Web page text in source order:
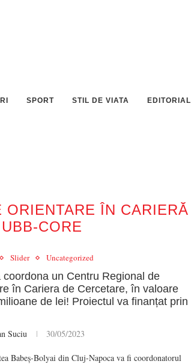
SPORT STIL DE VIATA EDITORIAL
ORIENTARE ÎN CARIERĂ
CORE
Slider Uncategorized
coordona un Centru Regional de
în Cariera de Cercetare, în valoare
de lei! Proiectul va finanțat prin
Suciu 30/05/2023
Babeș-Bolyai din Cluj-Napoca va fi coordonatorul